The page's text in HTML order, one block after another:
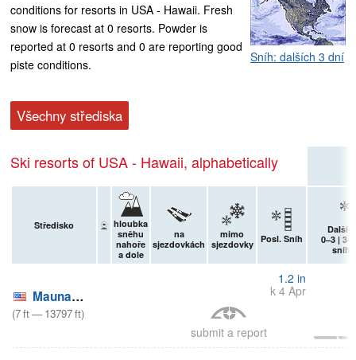
Sníh: dalších 3 dní
conditions for resorts in USA - Hawaii. Fresh
snow is forecast at 0 resorts. Powder is
reported at 0 resorts and 0 are reporting good
piste conditions.
Všechny střediska
Ski resorts of USA - Hawaii, alphabetically
Středisko
hloubka
sněhu
nahoře
a dole
na
sjezdovkách
mimo
sjezdovky
Posl. Sníh
Další
0–3 |
sníh (
Mauna Kea
(7ft—13797ft)
1.2 in
k 4 Apr
submit a report